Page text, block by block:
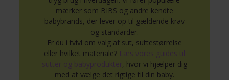
mærker som BIBS og andre kendte
babybrands, der lever op til gældende krav
og standarder.
Er du i tvivl om valg af sut, suttestørrelse
eller hvilket materiale? Læs vores guides til
sutter og babyprodukter, hvor vi hjælper dig
med at vælge det rigtige til din baby.